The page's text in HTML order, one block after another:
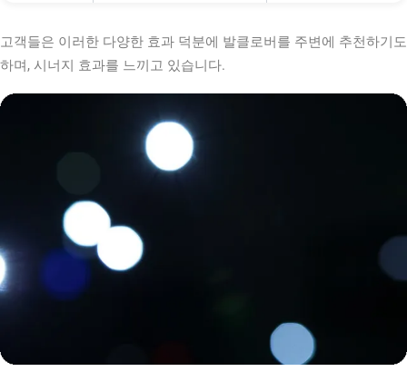
고객들은 이러한 다양한 효과 덕분에 발클로버를 주변에 추천하기도
하며, 시너지 효과를 느끼고 있습니다.